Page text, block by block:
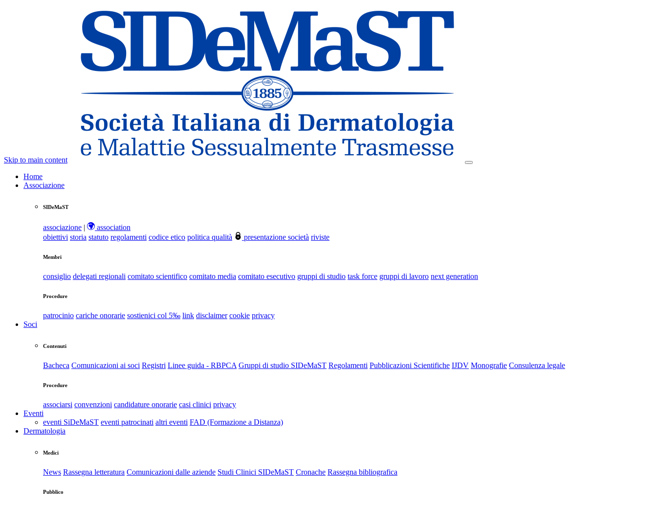
Skip to main content
Home
Associazione
SIDeMaST
associazione |
association
obiettivi storia statuto regolamenti codice etico politica qualità presentazione società riviste
Membri
consiglio delegati regionali comitato scientifico comitato media comitato esecutivo gruppi di studio task force gruppi di lavoro next generation
Procedure
patrocinio cariche onorarie sostienici col 5‰ link disclaimer cookie privacy
Soci
Contenuti
Bacheca Comunicazioni ai soci Registri Linee guida - RBPCA Gruppi di studio SIDeMaST Regolamenti Pubblicazioni Scientifiche IJDV Monografie Consulenza legale
Procedure
associarsi convenzioni candidature onorarie casi clinici privacy
Eventi
eventi SiDeMaST eventi patrocinati altri eventi FAD (Formazione a Distanza)
Dermatologia
Medici
News Rassegna letteratura Comunicazioni dalle aziende Studi Clinici SIDeMaST Cronache Rassegna bibliografica
Pubblico